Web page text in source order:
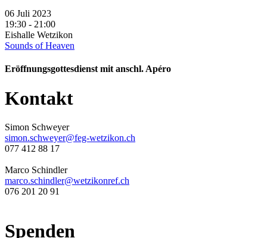
06 Juli 2023
19:30 - 21:00
Eishalle Wetzikon
Sounds of Heaven
Eröffnungsgottesdienst mit anschl. Apéro
Kontakt
Simon Schweyer
simon.schweyer@feg-wetzikon.ch
077 412 88 17
Marco Schindler
marco.schindler@wetzikonref.ch
076 201 20 91
Spenden